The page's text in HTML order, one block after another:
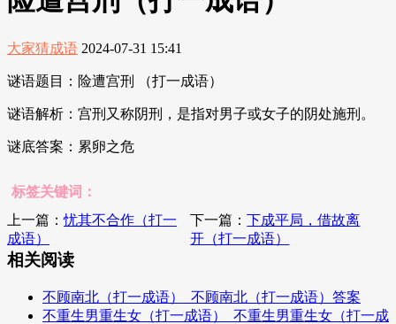
大家猜成语 2024-07-31 15:41
谜语题目：险遭宫刑 （打一成语）
谜语解析：宫刑又称阴刑，是指对男子或女子的阴处施刑。
谜底答案：累卵之危
标签关键词：
上一篇：忧其不合作（打一
成语）
下一篇：下成平局，借故离
开（打一成语）
相关阅读
不顾南北（打一成语）_不顾南北（打一成语）答案
不重生男重生女（打一成语）_不重生男重生女（打一成